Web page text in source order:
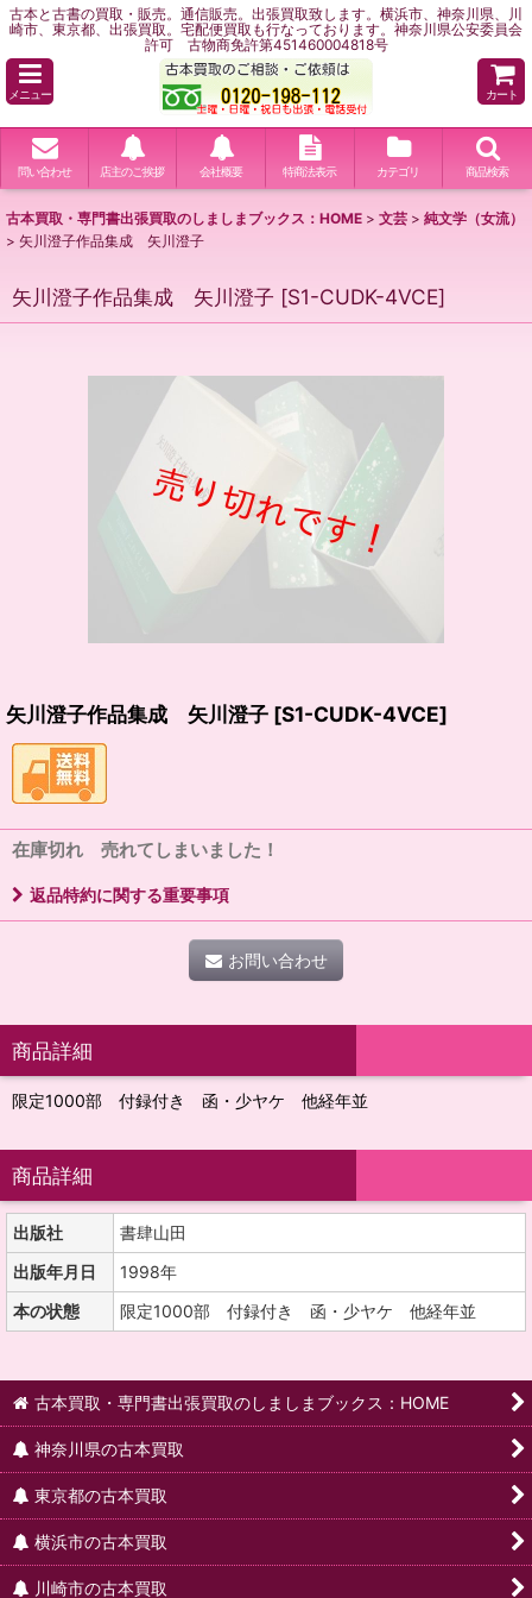
古本と古書の買取・販売。通信販売。出張買取致します。横浜市、神奈川県、川
崎市、東京都、出張買取。宅配便買取も行なっております。神奈川県公安委員会
許可 古物商免許第451460004818号
メニュー カート
問い合わせ 店主のご挨拶 会社概要 特商法表示 カテゴリ 商品検索
古本買取・専門書出張買取のしましまブックス：HOME > 文芸 > 純文学（女流）
> 矢川澄子作品集成 矢川澄子
矢川澄子作品集成 矢川澄子 [S1-CUDK-4VCE]
矢川澄子作品集成 矢川澄子 [S1-CUDK-4VCE]
在庫切れ 売れてしまいました！
返品特約に関する重要事項
お問い合わせ
商品詳細
限定1000部 付録付き 函・少ヤケ 他経年並
商品詳細
出版社
書肆山田
出版年月日
1998年
本の状態
限定1000部 付録付き 函・少ヤケ 他経年並
古本買取・専門書出張買取のしましまブックス：HOME
神奈川県の古本買取
東京都の古本買取
横浜市の古本買取
川崎市の古本買取